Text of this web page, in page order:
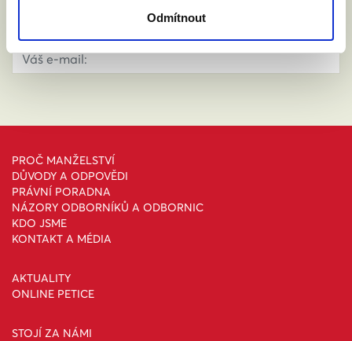
Odmítnout
PROČ MANŽELSTVÍ
DŮVODY A ODPOVĚDI
PRÁVNÍ PORADNA
NÁZORY ODBORNÍKŮ A ODBORNIC
KDO JSME
KONTAKT A MÉDIA
AKTUALITY
ONLINE PETICE
STOJÍ ZA NÁMI